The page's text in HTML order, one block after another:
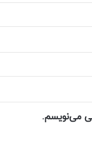
می‌نویسم.